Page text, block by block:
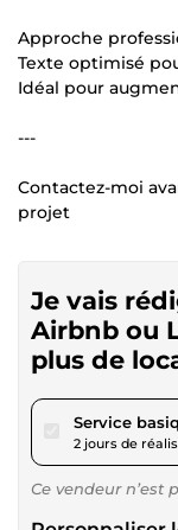
Approche
Texte optimisé
Idéal pour
---
Contactez-moi
projet
Je vais
Airbnb ou
plus de
Service
2 jours de
Ce vendeur n’est